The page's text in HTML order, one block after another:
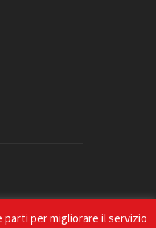
per migliorare il servizio